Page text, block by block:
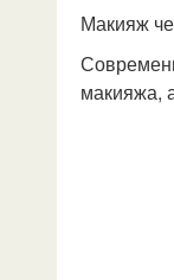
Макияж
макияжа,